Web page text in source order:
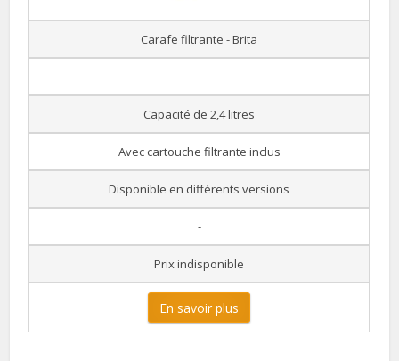
Carafe filtrante - Brita
-
Capacité de 2,4 litres
Avec cartouche filtrante inclus
Disponible en différents versions
-
Prix indisponible
En savoir plus